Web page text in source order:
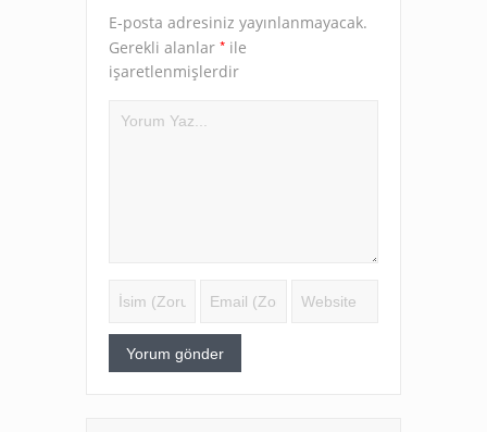
E-posta adresiniz yayınlanmayacak.
Gerekli alanlar * ile
işaretlenmişlerdir